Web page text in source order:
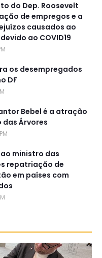
do Dep. Roosevelt
de empregos e a
causados ao
ao COVID19
os desempregados
DF
Bebel é a atração
das Árvores
ministro das
repatriação de
em países com